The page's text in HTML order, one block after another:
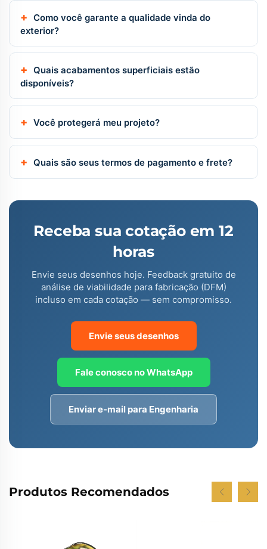
Como você garante a qualidade vinda do
exterior?
Quais acabamentos superficiais estão
disponíveis?
Você protegerá meu projeto?
Quais são seus termos de pagamento e frete?
Receba sua cotação em 12
horas
Envie seus desenhos hoje. Feedback gratuito de
análise de viabilidade para fabricação (DFM)
incluso em cada cotação — sem compromisso.
Envie seus desenhos
Fale conosco no WhatsApp
Enviar e-mail para Engenharia
Produtos Recomendados